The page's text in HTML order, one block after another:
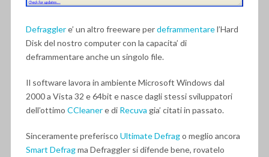
Defragglere’ un altro freeware perdeframmentarel’Hard
Disk del nostro computer con la capacita’ di
deframmentare anche un singolo file.
Il software lavora in ambiente Microsoft Windows dal
2000 a Vista 32 e 64bit e nasce dagli stessi sviluppatori
dell’ottimo CCleanere di Recuva gia’ citati in passato.
Sinceramente preferisco Ultimate Defrago meglio ancora
Smart Defragma Defraggler si difende bene, rovatelo